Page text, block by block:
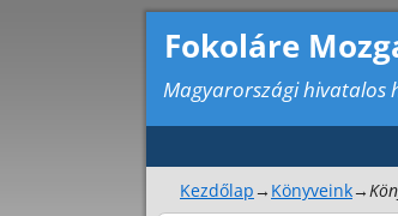
Fokoláre
Magyarországi hivatalos
Kezdőlap→ Könyveink→